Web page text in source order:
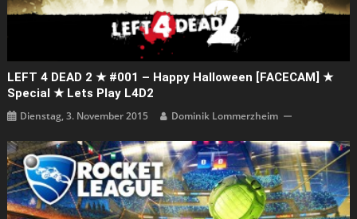
LEFT 4 DEAD 2 ★ #001 – Happy Halloween [FACECAM] ★
Special ★ Lets Play L4D2
Dienstag, 3. November 2015 Dominik Lommerzheim